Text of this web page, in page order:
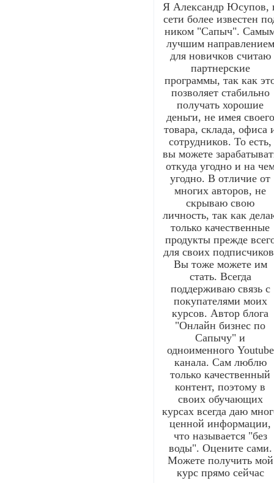
Я Александр Юсупов,
сети более известен
ником "Сапыч".
лучшим направлением
для новичков считаю
партнерские
программы, так как
позволяет стабильно
получать хорошие
деньги, не имея своего
товара, склада, офиса
сотрудников. То есть,
вы можете
откуда угодно и на
угодно. В отличие от
многих авторов, не
скрываю свою
личность, так как
только качественные
продукты прежде
для своих
Вы тоже можете им
стать. Всегда
поддерживаю связь с
покупателями моих
курсов. Автор блога
"Онлайн бизнес по
Сапычу" и
одноименного Youtube
канала. Сам люблю
только качественный
контент, поэтому в
своих обучающих
курсах всегда даю
ценной информации,
что называется "без
воды". Оцените сами.
Можете получить мой
курс прямо сейчас